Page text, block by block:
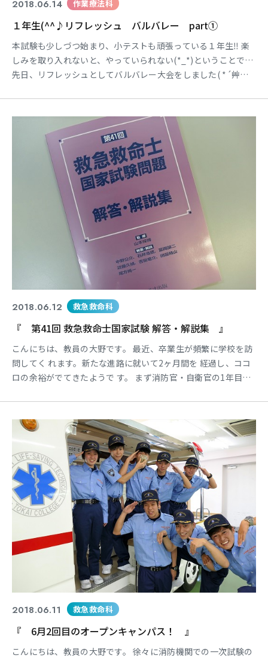
2018.06.14 作業療法科
１年生(^^♪リフレッシュ バルバレー part①
本試験も少しづつ始まり、小テストも頑張っている１年生‼ 楽
しみを取り入れないと、やっていられない(*_*)ということで…
先日、リフレッシュとしてバルバレー大会をしました( *´艸｀)
ームを作る際には、室長が中心となり『なるべく色々な人と交
流を深めたい』 という意向から、普段あまり話をしていない人
とグループを作れるように 試
2018.06.12 救急救命科
『 第41回 救急救命士国家試験 解答・解説集 』
こんにちは、教員の大野です。 最近、卒業生が頻繁に学校を訪
問してく れます。新たな進路に就いて2ヶ月間を 経過し、ココ
ロの余裕がでてきたようで す。 まず消防官・自衛官の1年目は
日、本校の書籍販売に来て頂いている 本屋さんより「第41回
救急救命士国家 試験 解答・解説集」を購入しました！ 改めて
確認してみると・・・
2018.06.11 救急救命科
『 6月2回目のオープンキャンパス！ 』
こんにちは、教員の大野です。 徐々に消防機関での一次試験の